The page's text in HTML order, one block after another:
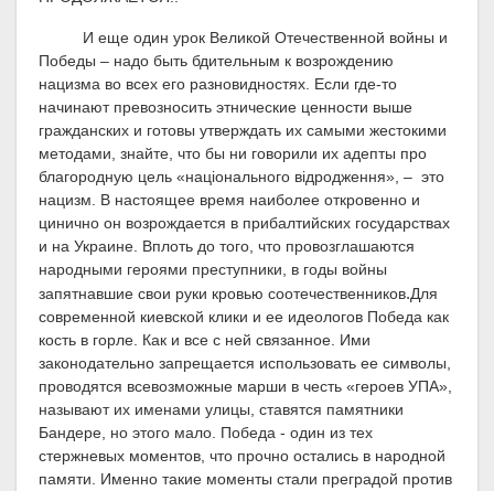
И еще один урок Великой Отечественной войны и
Победы – надо быть бдительным к возрождению
нацизма во всех его разновидностях. Если где-то
начинают превозносить этнические ценности выше
гражданских и готовы утверждать их самыми жестокими
методами, знайте, что бы ни говорили их адепты про
благородную цель «національного відродження», – это
нацизм. В настоящее время наиболее откровенно и
цинично он возрождается в прибалтийских государствах
и на Украине. Вплоть до того, что провозглашаются
народными героями преступники, в годы войны
запятнавшие свои руки кровью соотечественников.Для
современной киевской клики и ее идеологов Победа как
кость в горле. Как и все с ней связанное. Ими
законодательно запрещается использовать ее символы,
проводятся всевозможные марши в честь «героев УПА»,
называют их именами улицы, ставятся памятники
Бандере, но этого мало. Победа - один из тех
стержневых моментов, что прочно остались в народной
памяти. Именно такие моменты стали преградой против